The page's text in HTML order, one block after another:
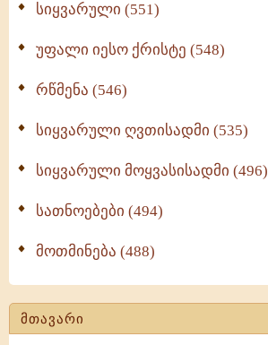
სიყვარული (551)
უფალი იესო ქრისტე (548)
რწმენა (546)
სიყვარული ღვთისადმი (535)
სიყვარული მოყვასისადმი (496)
სათნოებები (494)
მოთმინება (488)
მთავარი